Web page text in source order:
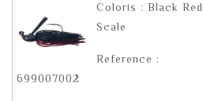
Coloris : Black Red
Scale
Reference :
699007002